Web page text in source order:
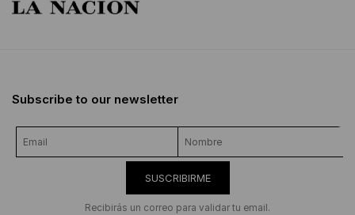
Subscribe to our newsletter
SUSCRIBIRME
Recibirás un correo para validar tu email.